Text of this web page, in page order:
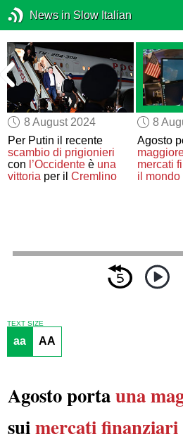
News in Slow Italian
8 August 2024
Per Putin il recente
scambio di prigionieri
con l’Occidente è una
vittoria per ilCremlino
8
Agosto
mercati
il mondo
TEXT SIZE
aa AA
Agosto portauna
suimercati